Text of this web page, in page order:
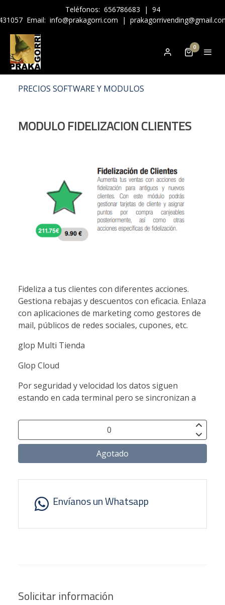
Teléfonos: 656786683 | 94
Email: info@prakagorri.com |
0
PRECIOS SOFTWARE Y MODULOS
MODULO FIDELIZACION CLIENTES
Fideliza a tus clientes con diferentes acciones.
Gestiona rebajas y descuentos con eficacia. Enlaza
con aplicaciones de marketing como gestores de
mail, públicos de redes sociales, cupones, etc.
glop Multi Tienda
Glop Cloud
Por seguridad y velocidad los datos siguen
estando en cada terminal pero se sincronizan a
Agotado
Envíanos un Whatsapp
Solicitar información